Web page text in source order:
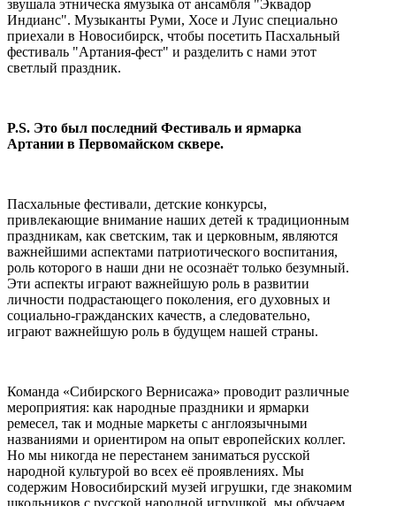
звушала этническа ямузыка от ансамбля "Эквадор
Индианс". Музыканты Руми, Хосе и Луис специально
приехали в Новосибирск, чтобы посетить Пасхальный
фестиваль "Артания-фест" и разделить с нами этот
светлый праздник.
P.S. Это был последний Фестиваль и ярмарка
Артании в Первомайском сквере.
Пасхальные фестивали, детские конкурсы,
привлекающие внимание наших детей к традиционным
праздникам, как светским, так и церковным, являются
важнейшими аспектами патриотического воспитания,
роль которого в наши дни не осознаёт только безумный.
Эти аспекты играют важнейшую роль в развитии
личности подрастающего поколения, его духовных и
социально-гражданских качеств, а следовательно,
играют важнейшую роль в будущем нашей страны.
Команда «Сибирского Вернисажа» проводит различные
мероприятия: как народные праздники и ярмарки
ремесел, так и модные маркеты с англоязычными
названиями и ориентиром на опыт европейских коллег.
Но мы никогда не перестанем заниматься русской
народной культурой во всех её проявлениях. Мы
содержим Новосибирский музей игрушки, где знакомим
школьников с русской народной игрушкой, мы обучаем